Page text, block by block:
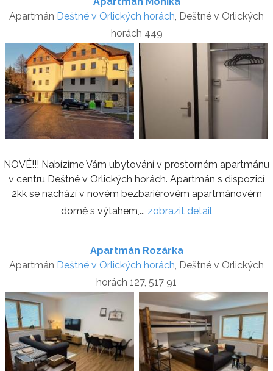
Apartmán Deštné v Orlických horách , Deštné v Orlických
horách 449
NOVÉ!!! Nabízíme Vám ubytování v prostorném apartmánu
v centru Deštné v Orlických horách. Apartmán s dispozicí
2kk se nachází v novém bezbariérovém apartmánovém
domě s výtahem,... zobrazit detail
Apartmán Rozárka
Apartmán Deštné v Orlických horách, Deštné v Orlických
horách 127, 517 91